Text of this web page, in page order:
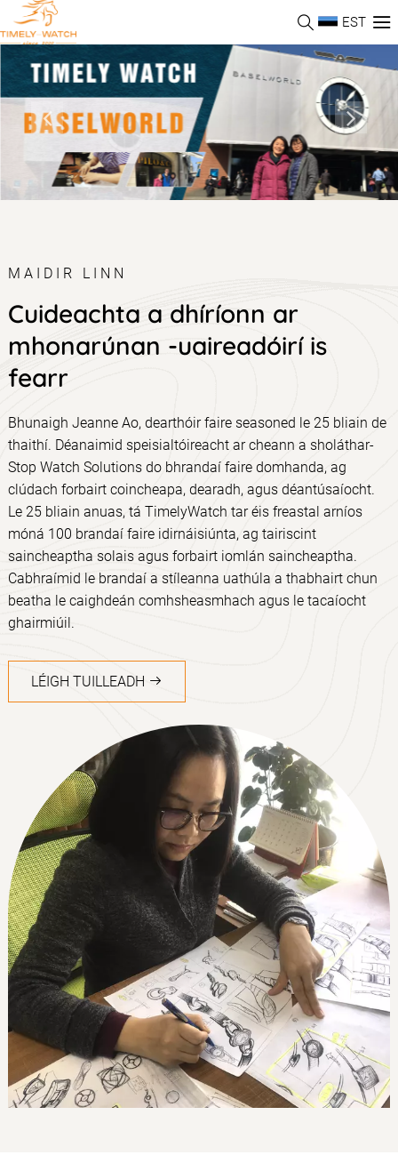
EST
MAIDIR LINN
Cuideachta a dhíríonn ar
mhonarúnan -uaireadóirí is
fearr
Bhunaigh Jeanne Ao, dearthóir faire seasoned le 25 bliain de
thaithí. Déanaimid speisialtóireacht ar cheann a sholáthar-
Stop Watch Solutions do bhrandaí faire domhanda, ag
clúdach forbairt coincheapa, dearadh, agus déantúsaíocht.
Le 25 bliain anuas, tá TimelyWatch tar éis freastal arníos
móná 100 brandaí faire idirnáisiúnta, ag tairiscint
saincheaptha solais agus forbairt iomlán saincheaptha.
Cabhraímid le brandaí a stíleanna uathúla a thabhairt chun
beatha le caighdeán comhsheasmhach agus le tacaíocht
ghairmiúil.
LÉIGH TUILLEADH